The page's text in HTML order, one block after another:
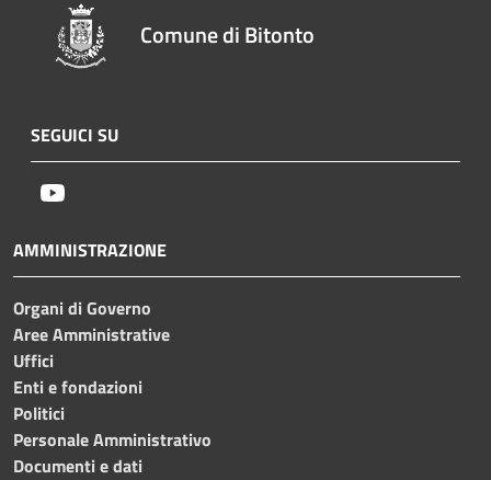
Comune di Bitonto
SEGUICI SU
AMMINISTRAZIONE
Organi di Governo
Aree Amministrative
Uffici
Enti e fondazioni
Politici
Personale Amministrativo
Documenti e dati